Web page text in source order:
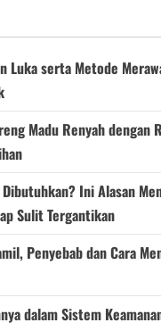
Luka serta Metode
Madu Renyah dengan
Ini Alasan
Sulit Tergantikan
Penyebab dan Cara
dalam Sistem